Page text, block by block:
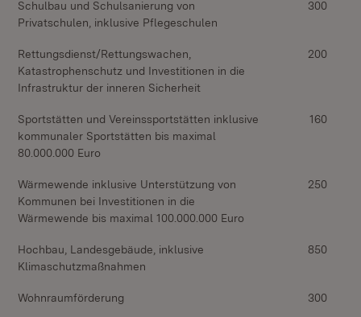
Schulbau und Schulsanierung von
Privatschulen, inklusive Pflegeschulen
300
Rettungsdienst/Rettungswachen,
Katastrophenschutz und Investitionen in die
Infrastruktur der inneren Sicherheit
200
Sportstätten und Vereinssportstätten inklusive
kommunaler Sportstätten bis maximal
80.000.000 Euro
160
Wärmewende inklusive Unterstützung von
Kommunen bei Investitionen in die
Wärmewende bis maximal 100.000.000 Euro
250
Hochbau, Landesgebäude, inklusive
Klimaschutzmaßnahmen
850
Wohnraumförderung 300